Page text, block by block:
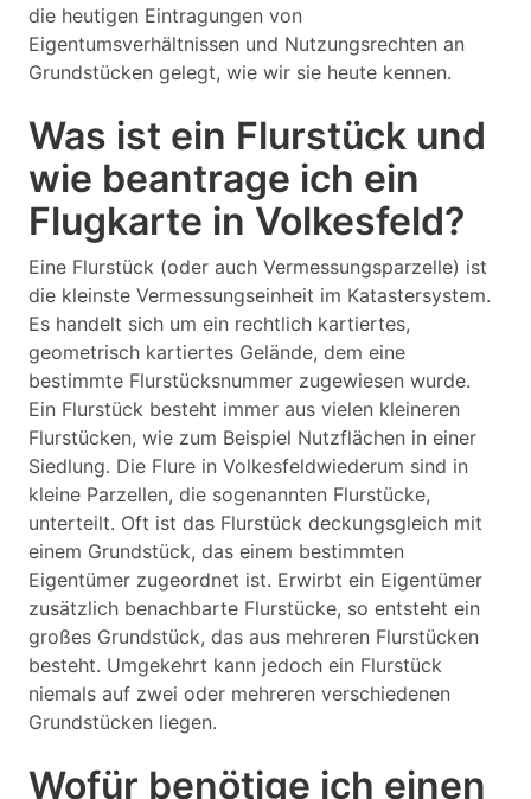
die heutigen Eintragungen von
Eigentumsverhältnissen und Nutzungsrechten an
Grundstücken gelegt, wie wir sie heute kennen.
Was ist ein Flurstück und
wie beantrage ich ein
Flugkarte in Volkesfeld?
Eine Flurstück (oder auch Vermessungsparzelle) ist
die kleinste Vermessungseinheit im Katastersystem.
Es handelt sich um ein rechtlich kartiertes,
geometrisch kartiertes Gelände, dem eine
bestimmte Flurstücksnummer zugewiesen wurde.
Ein Flurstück besteht immer aus vielen kleineren
Flurstücken, wie zum Beispiel Nutzflächen in einer
Siedlung. Die Flure in Volkesfeldwiederum sind in
kleine Parzellen, die sogenannten Flurstücke,
unterteilt. Oft ist das Flurstück deckungsgleich mit
einem Grundstück, das einem bestimmten
Eigentümer zugeordnet ist. Erwirbt ein Eigentümer
zusätzlich benachbarte Flurstücke, so entsteht ein
großes Grundstück, das aus mehreren Flurstücken
besteht. Umgekehrt kann jedoch ein Flurstück
niemals auf zwei oder mehreren verschiedenen
Grundstücken liegen.
Wofür benötige ich einen